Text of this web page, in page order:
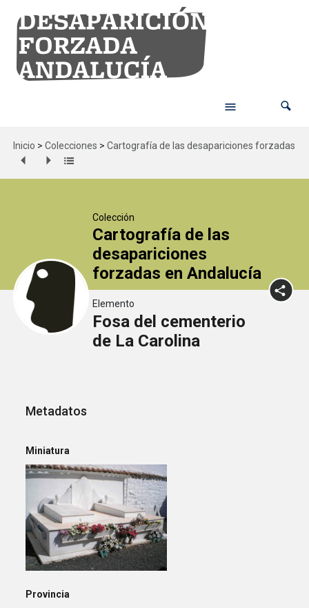
Inicio > Colecciones > Cartografía de las desapariciones forzadas
Colección
Cartografía de las
desapariciones
forzadas en Andalucía
Elemento
Fosa del cementerio
de La Carolina
Metadatos
Miniatura
Provincia